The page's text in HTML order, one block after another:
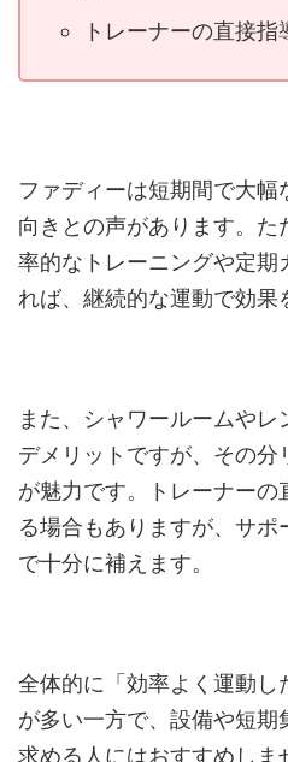
トレーナーの直接指
ファディーは短期間で大
向きとの声があります。
率的なトレーニングや定期
れば、継続的な運動で効果
また、シャワールームや
デメリットですが、その分
が魅力です。トレーナーの
る場合もありますが、サポ
で十分に補えます。
全体的に「効率よく運動
が多い一方で、設備や短期
求める人にはおすすめしま